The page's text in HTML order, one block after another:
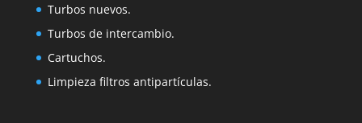
Turbos nuevos.
Turbos de intercambio.
Cartuchos.
Limpieza filtros antipartículas.